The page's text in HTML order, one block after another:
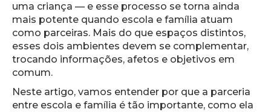
uma criança — e esse processo se torna ainda
mais potente quando escola e família atuam
como parceiras. Mais do que espaços distintos,
esses dois ambientes devem se complementar,
trocando informações, afetos e objetivos em
comum.
Neste artigo, vamos entender por que a parceria
entre escola e família é tão importante, como ela